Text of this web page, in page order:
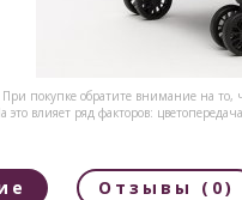
покупке обратите внимание на то,
это влияет ряд факторов:
Отзывы (0)